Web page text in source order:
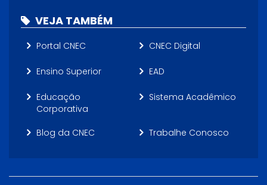
VEJA TAMBÉM
Portal CNEC CNEC Digital
Ensino Superior EAD
Educação
Corporativa
Sistema Acadêmico
Blog da CNEC Trabalhe Conosco